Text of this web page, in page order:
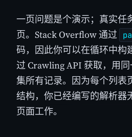
一页问题是个演示；真实任
页。Stack Overflow 通过
码，因此你可以在循环中构
过 Crawling API 获取，用
集所有记录。因为每个列表
结构，你已经编写的解析器
页面工作。